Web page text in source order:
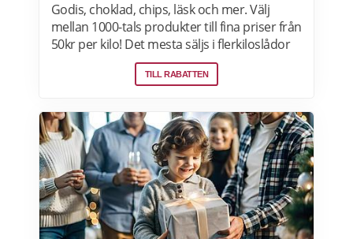
Godis, choklad, chips, läsk och mer. Välj
mellan 1000-tals produkter till fina priser från
50kr per kilo! Det mesta säljs i flerkiloslådor
men det finns även förpackningar som
lämpar sig bra som presenter.
TILL RABATTEN